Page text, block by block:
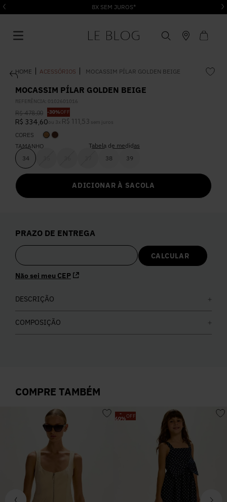
8X SEM JUROS*
ACESSÓRIOS MOCASSIM PÍLAR GOLDEN BEIGE
MOCASSIM PÍLAR GOLDEN BEIGE
REFERÊNCIA: 0102601016
R$ 478,00 -30%OFF
R$ 334,60 ou 3 x R$ 111 53 sem juros
CORES
TAMANHO
34
38 39
Tabela de medidas
ADICIONAR À SACOLA
PRAZO DE ENTREGA
Não sei meu CEP
DESCRIÇÃO
COMPOSIÇÃO
COMPRE TAMBÉM
-
60%OFF
1º Vestido
2º
5º Calça
6º Vestidos
7º Calça Jeans
Colete
10º Corselet